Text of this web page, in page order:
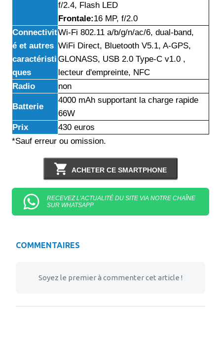
f/2.4, Flash LED
Frontale:16 MP, f/2.0
Connectivit
é et autres
caractéristi
ques
Wi-Fi 802.11 a/b/g/n/ac/6, dual-band,
WiFi Direct, Bluetooth V5.1, A-GPS,
GLONASS, USB 2.0 Type-C v1.0 ,
lecteur d'empreinte, NFC
Radio
non
Batterie
4000 mAh supportant la charge rapide
66W
Prix
430 euros
*Sauf erreur ou omission.
ACHETER CE SMARTPHONE
RECEVEZ L'ACTUALITÉ DU SITE VIA NOTRE CHAÎNE
SUR WHATSAPP
COMMENTAIRES
Soyez le premier à commenter cet article !